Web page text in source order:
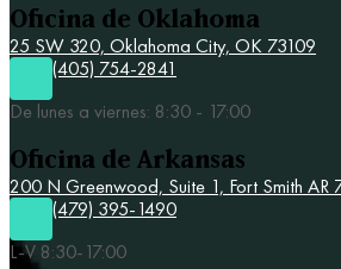
Oficina de Oklahoma
25 SW 320, Oklahoma City, OK 73109
(405) 754-2841
De lunes a viernes: 8:30 - 17:00
Oficina de Arkansas
200 N Greenwood, Suite 1, Fort Smith AR
(479) 395-1490
L-V 8:30-17:00